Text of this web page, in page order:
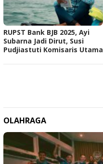
RUPST Bank BJB 2025, Ayi
Subarna Jadi Dirut, Susi
Pudjiastuti Komisaris Utama
OLAHRAGA